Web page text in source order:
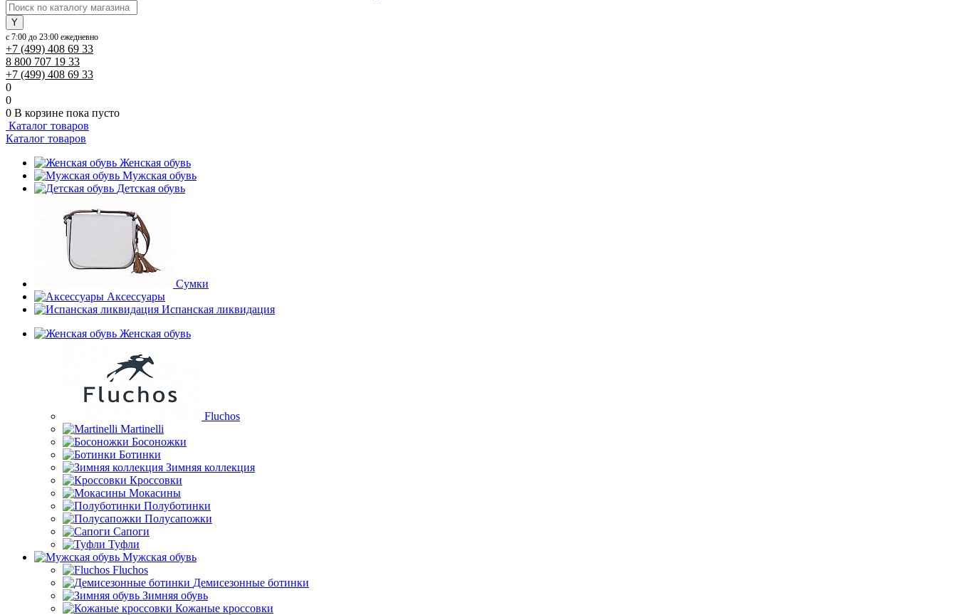
с 7:00 до 23:00 ежедневно
+7 (499) 408 69 33
8 800 707 19 33
+7 (499) 408 69 33
0
0
0 В корзине пока пусто
Каталог товаров
Каталог товаров
Женская обувь
Мужская обувь
Детская обувь
Сумки
Аксессуары
Испанская ликвидация
Женская обувь
Fluchos
Martinelli
Босоножки
Ботинки
Зимняя коллекция
Кроссовки
Мокасины
Полуботинки
Полусапожки
Сапоги
Туфли
Мужская обувь
Fluchos
Демисезонные ботинки
Зимняя обувь
Кожаные кроссовки